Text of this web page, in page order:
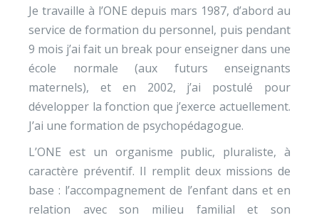
Je travaille à l’ONE depuis mars 1987, d’abord au
service de formation du personnel, puis pendant
9 mois j’ai fait un break pour enseigner dans une
école normale (aux futurs enseignants
maternels), et en 2002, j’ai postulé pour
développer la fonction que j’exerce actuellement.
J’ai une formation de psychopédagogue.
L’ONE est un organisme public, pluraliste, à
caractère préventif. Il remplit deux missions de
base : l’accompagnement de l’enfant dans et en
relation avec son milieu familial et son